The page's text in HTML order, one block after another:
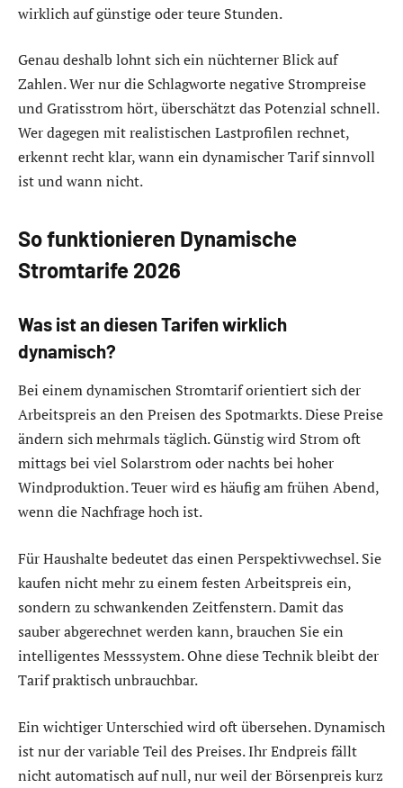
wirklich auf günstige oder teure Stunden.
Genau deshalb lohnt sich ein nüchterner Blick auf
Zahlen. Wer nur die Schlagworte negative Strompreise
und Gratisstrom hört, überschätzt das Potenzial schnell.
Wer dagegen mit realistischen Lastprofilen rechnet,
erkennt recht klar, wann ein dynamischer Tarif sinnvoll
ist und wann nicht.
So funktionieren Dynamische
Stromtarife 2026
Was ist an diesen Tarifen wirklich
dynamisch?
Bei einem dynamischen Stromtarif orientiert sich der
Arbeitspreis an den Preisen des Spotmarkts. Diese Preise
ändern sich mehrmals täglich. Günstig wird Strom oft
mittags bei viel Solarstrom oder nachts bei hoher
Windproduktion. Teuer wird es häufig am frühen Abend,
wenn die Nachfrage hoch ist.
Für Haushalte bedeutet das einen Perspektivwechsel. Sie
kaufen nicht mehr zu einem festen Arbeitspreis ein,
sondern zu schwankenden Zeitfenstern. Damit das
sauber abgerechnet werden kann, brauchen Sie ein
intelligentes Messsystem. Ohne diese Technik bleibt der
Tarif praktisch unbrauchbar.
Ein wichtiger Unterschied wird oft übersehen. Dynamisch
ist nur der variable Teil des Preises. Ihr Endpreis fällt
nicht automatisch auf null, nur weil der Börsenpreis kurz